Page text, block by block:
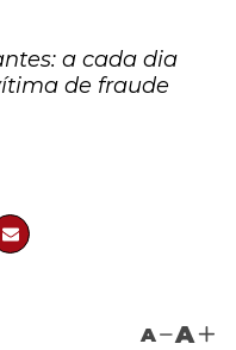
a cada dia
de fraude
A A